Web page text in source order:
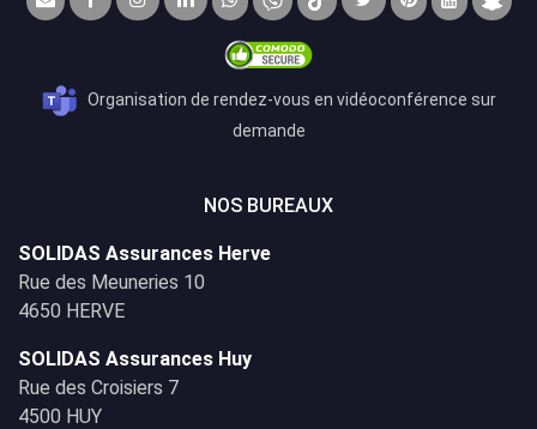
Organisation de rendez-vous en vidéoconférence sur
demande
NOS BUREAUX
SOLIDAS Assurances Herve
Rue des Meuneries 10
4650 HERVE
SOLIDAS Assurances Huy
Rue des Croisiers 7
4500 HUY